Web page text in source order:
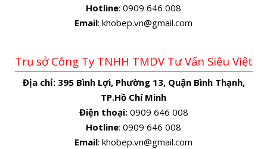
Hotline: 0909 646 008
Email: khobep.vn@gmail.com
Trụ sở Công Ty TNHH TMDV Tư Vấn Siêu Việt
Địa chỉ: 395 Bình Lợi, Phường 13, Quận Bình Thạnh,
TP.Hồ Chí Minh
Điện thoại:0909 646 008
Hotline: 0909 646 008
Email: khobep.vn@gmail.com